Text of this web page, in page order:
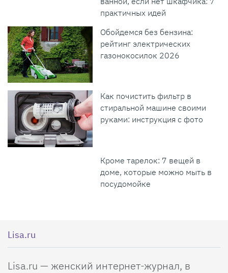
практичных идей
Обойдемся без бензина:
рейтинг электрических
газонокосилок 2026
Как почистить фильтр в
стиральной машине своими
руками: инструкция с фото
Кроме тарелок: 7 вещей в
доме, которые можно мыть в
посудомойке
Lisa.ru
Lisa.ru — женский интернет-журнал, в